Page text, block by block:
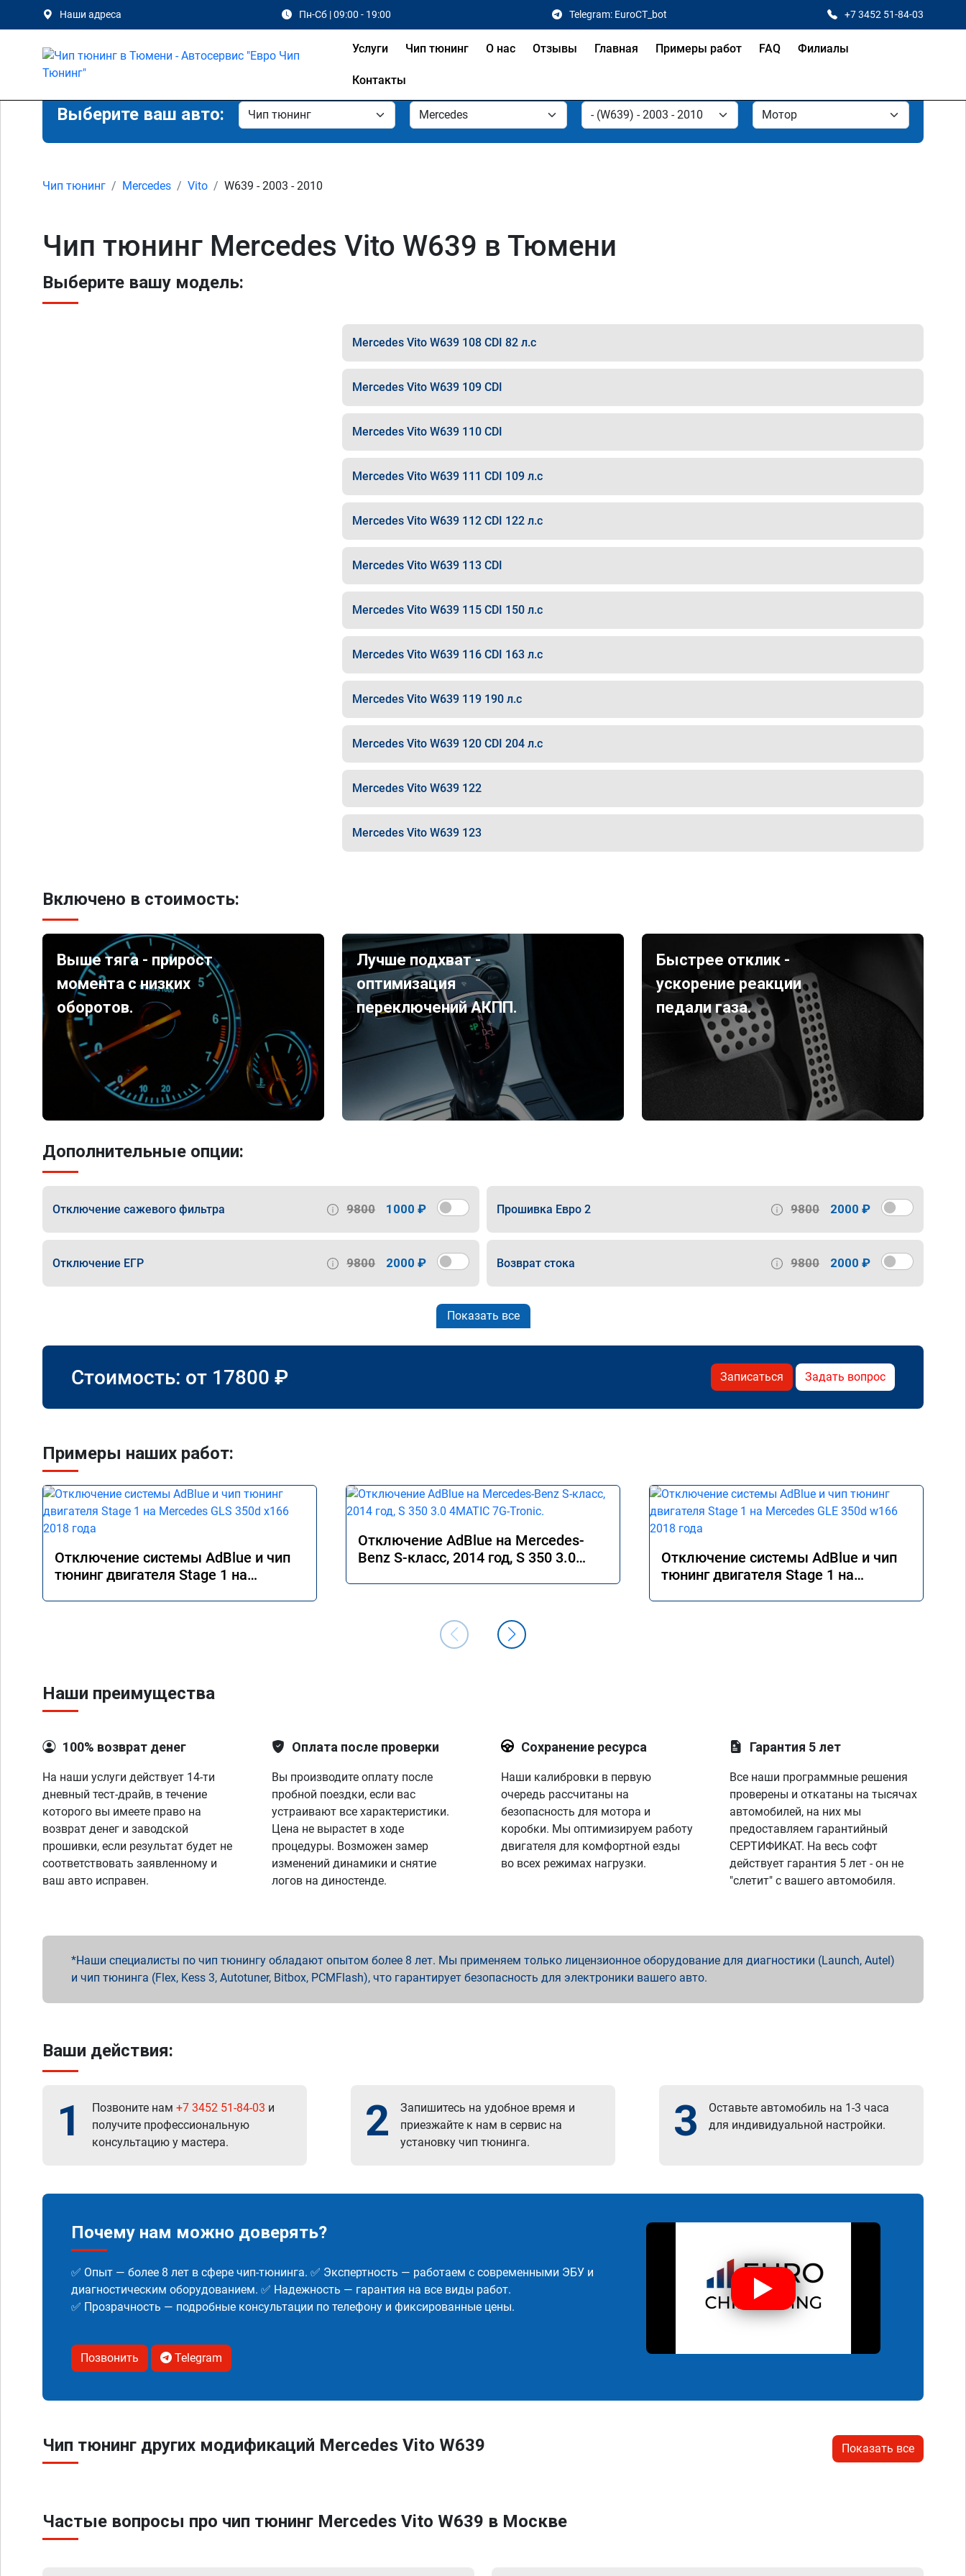
Наши адреса Пн-Сб | 09:00 - 19:00 Telegram: EuroCT_bot +7 3452 51-84-03
Услуги Чип тюнинг О нас Отзывы Главная Примеры работ FAQ Филиалы
Контакты
Выберите ваш авто:
Чип тюнинг Mercedes Vito W639 - 2003 - 2010
Чип тюнинг Mercedes Vito W639 в Тюмени
Выберите вашу модель:
Mercedes Vito W639 108 CDI 82 л.с
Mercedes Vito W639 109 CDI
Mercedes Vito W639 110 CDI
Mercedes Vito W639 111 CDI 109 л.с
Mercedes Vito W639 112 CDI 122 л.с
Mercedes Vito W639 113 CDI
Mercedes Vito W639 115 CDI 150 л.с
Mercedes Vito W639 116 CDI 163 л.с
Mercedes Vito W639 119 190 л.с
Mercedes Vito W639 120 CDI 204 л.с
Mercedes Vito W639 122
Mercedes Vito W639 123
Включено в стоимость:
Выше тяга - прирост
момента с низких
оборотов.
Лучше подхват -
оптимизация
переключений АКПП.
Быстрее отклик -
ускорение реакции
педали газа.
Дополнительные опции:
Отключение сажевого фильтра 9800 1000 ₽ Прошивка Евро 2 9800 2000 ₽
Отключение ЕГР 9800 2000 ₽ Возврат стока 9800 2000 ₽
Показать все
Стоимость: от 17800 ₽ Записаться Задать вопрос
Примеры наших работ:
Отключение системы AdBlue и чип
тюнинг двигателя Stage 1 на
Отключение AdBlue на Mercedes-
Benz S-класс, 2014 год, S 350 3.0
Отключение системы AdBlue и чип
тюнинг двигателя Stage 1 на
Наши преимущества
100% возврат денег
На наши услуги действует 14-ти
дневный тест-драйв, в течение
которого вы имеете право на
возврат денег и заводской
прошивки, если результат будет не
соответствовать заявленному и
ваш авто исправен.
Оплата после проверки
Вы производите оплату после
пробной поездки, если вас
устраивают все характеристики.
Цена не вырастет в ходе
процедуры. Возможен замер
изменений динамики и снятие
логов на диностенде.
Сохранение ресурса
Наши калибровки в первую
очередь рассчитаны на
безопасность для мотора и
коробки. Мы оптимизируем работу
двигателя для комфортной езды
во всех режимах нагрузки.
Гарантия 5 лет
Все наши программные решения
проверены и откатаны на тысячах
автомобилей, на них мы
предоставляем гарантийный
СЕРТИФИКАТ. На весь софт
действует гарантия 5 лет - он не
"слетит" с вашего автомобиля.
Наши специалисты по чип тюнингу обладают опытом более 8 лет. Мы применяем только лицензионное оборудование для диагностики (Launch, Autel)
и чип тюнинга (Flex, Kess 3, Autotuner, Bitbox, PCMFlash), что гарантирует безопасность для электроники вашего авто.
Ваши действия:
1 Позвоните нам +7 3452 51-84-03 и
получите профессиональную
консультацию у мастера.
2
Запишитесь на удобное время и
приезжайте к нам в сервис на
установку чип тюнинга.
3
Оставьте автомобиль на 1-3 часа
для индивидуальной настройки.
Почему нам можно доверять?
✅ Опыт — более 8 лет в сфере чип-тюнинга. ✅ Экспертность — работаем с современными ЭБУ и
диагностическим оборудованием. ✅ Надежность — гарантия на все виды работ.
✅ Прозрачность — подробные консультации по телефону и фиксированные цены.
Позвонить Telegram
Чип тюнинг других модификаций Mercedes Vito W639 Показать все
Частые вопросы про чип тюнинг Mercedes Vito W639 в Москве